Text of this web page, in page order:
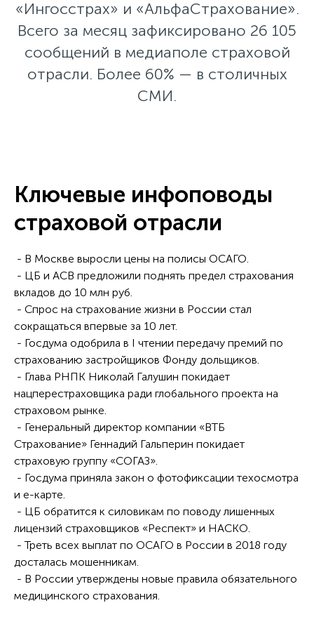
«Ингосстрах» и «АльфаСтрахование».
Всего за месяц зафиксировано 26 105
сообщений в медиаполе страховой
отрасли. Более 60% — в столичных
СМИ.
Ключевые инфоповоды
страховой отрасли
- В Москве выросли цены на полисы ОСАГО.
- ЦБ и АСВ предложили поднять предел страхования
вкладов до 10 млн руб.
- Спрос на страхование жизни в России стал
сокращаться впервые за 10 лет.
- Госдума одобрила в I чтении передачу премий по
страхованию застройщиков Фонду дольщиков.
- Глава РНПК Николай Галушин покидает
нацперестраховщика ради глобального проекта на
страховом рынке.
- Генеральный директор компании «ВТБ
Страхование» Геннадий Гальперин покидает
страховую группу «СОГАЗ».
- Госдума приняла закон о фотофиксации техосмотра
и e-карте.
- ЦБ обратится к силовикам по поводу лишенных
лицензий страховщиков «Респект» и НАСКО.
- Треть всех выплат по ОСАГО в России в 2018 году
досталась мошенникам.
- В России утверждены новые правила обязательного
медицинского страхования.